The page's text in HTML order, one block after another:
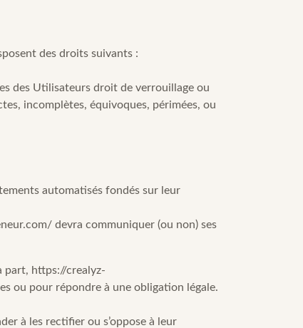
des droits suivants :
des Utilisateurs droit de verrouillage ou
incomplètes, équivoques, périmées, ou
automatisés fondés sur leur
devra communiquer (ou non) ses
part, https://crealyz-
ou pour répondre à une obligation légale.
à les rectifier ou s’oppose à leur